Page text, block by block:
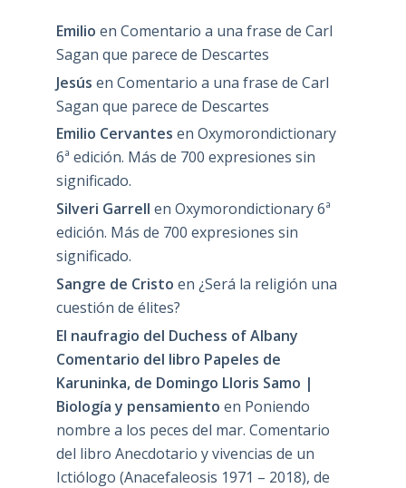
Emilio en Comentario a una frase de Carl
Sagan que parece de Descartes
Jesús en Comentario a una frase de Carl
Sagan que parece de Descartes
Emilio Cervantes en Oxymorondictionary
6ª edición. Más de 700 expresiones sin
significado.
Silveri Garrell en Oxymorondictionary 6ª
edición. Más de 700 expresiones sin
significado.
Sangre de Cristo en ¿Será la religión una
cuestión de élites?
El naufragio del Duchess of Albany
Comentario del libro Papeles de
Karuninka, de Domingo Lloris Samo |
Biología y pensamiento en Poniendo
nombre a los peces del mar. Comentario
del libro Anecdotario y vivencias de un
Ictiólogo (Anacefaleosis 1971 – 2018), de